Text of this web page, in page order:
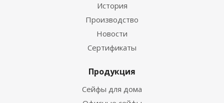
История
Производство
Новости
Сертификаты
Продукция
Сейфы для дома